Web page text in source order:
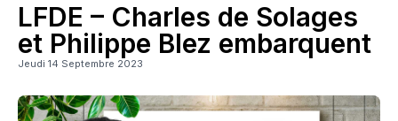
LFDE – Charles de Solages
et Philippe Blez embarquent
Jeudi 14 Septembre 2023